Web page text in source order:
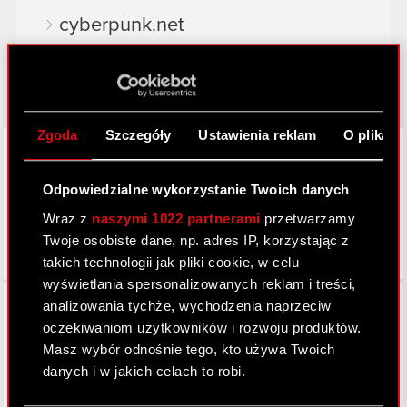
Zgoda Szczegóły Ustawienia reklam O
Odpowiedzialne wykorzystanie Twoich danych
Wraz z naszymi 1022 partnerami przetwarzamy
Twoje osobiste dane, np. adres IP, korzystając z
takich technologii jak pliki cookie, w celu
wyświetlania spersonalizowanych reklam i treści,
analizowania tychże, wychodzenia naprzeciw
oczekiwaniom użytkowników i rozwoju produktów.
Masz wybór odnośnie tego, kto używa Twoich
danych i w jakich celach to robi.
cyberpunk.net
LinkedIn
Facebook